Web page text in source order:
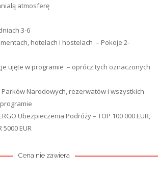
atmosferę
3-6
hotelach i hostelach – Pokoje 2-
ujęte w programie – oprócz tych oznaczonych
Narodowych, rezerwatów i wszystkich
Ubezpieczenia Podróży – TOP 100 000 EUR,
5000 EUR
Cena nie zawiera